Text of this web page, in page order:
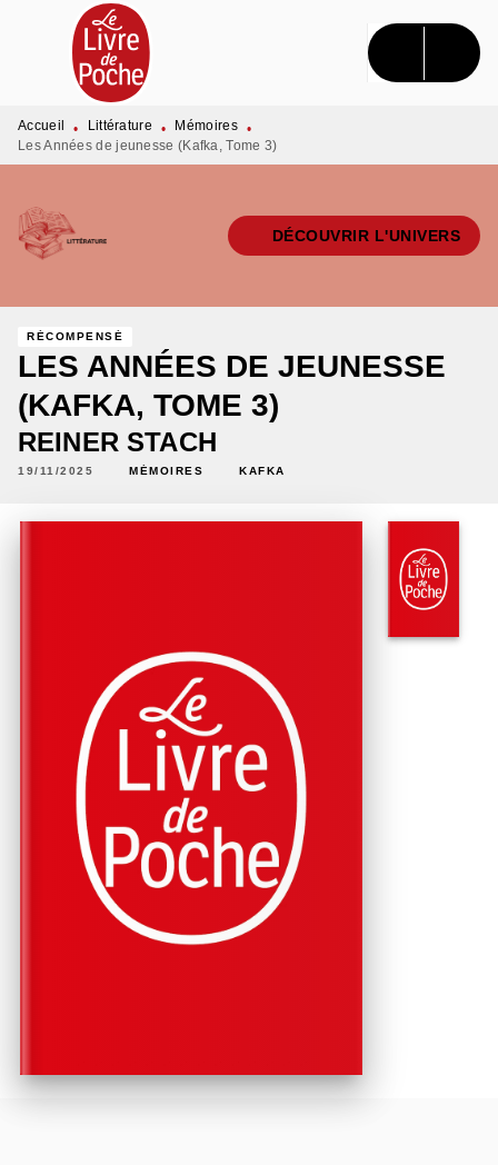
MENU RECHERCHE CONTENU
PIED DE PAGE
Accueil • Littérature • Mémoires •
Les Années de jeunesse (Kafka, Tome 3)
DÉCOUVRIR L'UNIVERS
RÉCOMPENSÉ
LES ANNÉES DE JEUNESSE
(KAFKA, TOME 3)
REINER STACH
19/11/2025 MÉMOIRES KAFKA